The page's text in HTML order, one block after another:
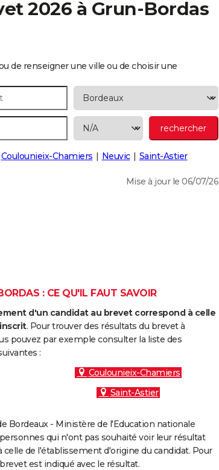
2026 à Grun-Bordas
de renseigner une ville ou de choisir une
Coulounieix-Chamiers Neuvic Saint-Astier
Mise à jour le 06/07/26
: CE QU'IL FAUT SAVOIR
d'un candidat au brevet correspond à celle
. Pour trouver des résultats du brevet à
pouvez par exemple consulter la liste des
:
Coulounieix-Chamiers
Saint-Astier
Bordeaux - Ministère de l'Education nationale
qui n'ont pas souhaité voir leur résultat
celle de l'établissement d'origine du candidat. Pour
est indiqué avec le résultat.